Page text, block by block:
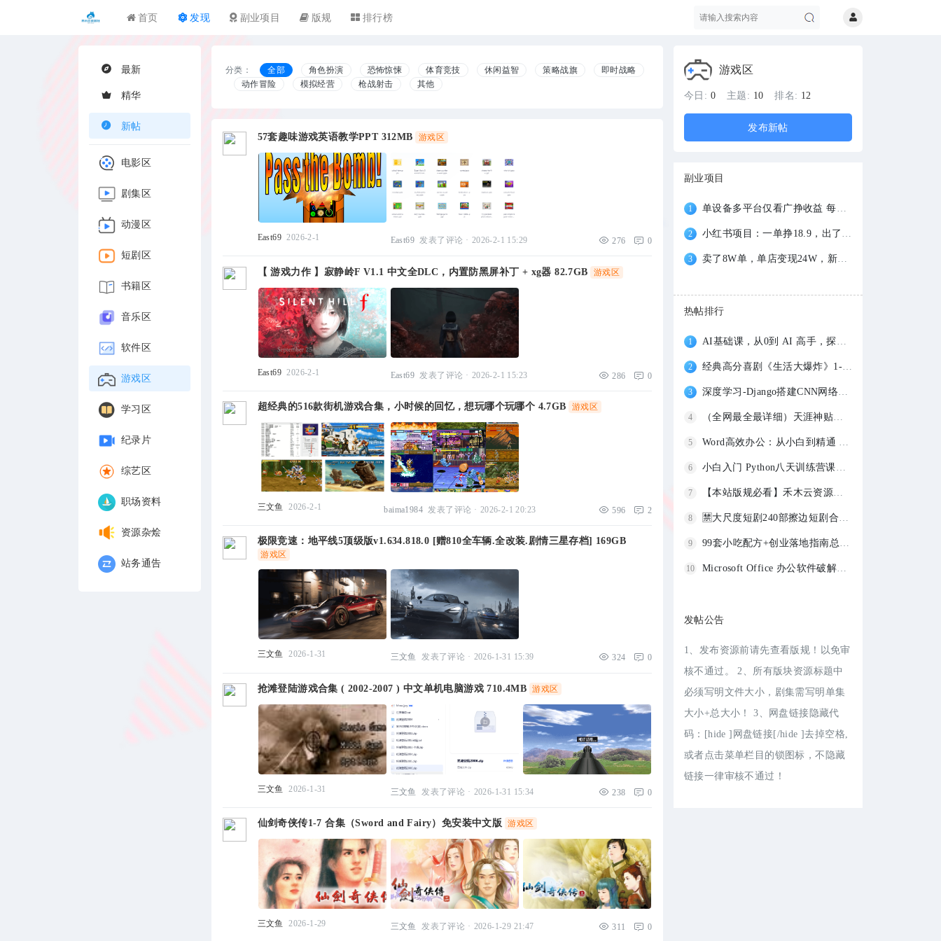
首页 发现 副业项目 版规 排行榜
搜
索
最新
精华
新帖
电影区
剧集区
动漫区
短剧区
书籍区
音乐区
软件区
游戏区
学习区
纪录片
综艺区
职场资料
资源杂烩
站务通告
分类： 全部 角色扮演 恐怖惊悚 体育竞技 休闲益智 策略战旗
即时战略
动作冒险
模拟经营 枪战射击 其他
57套趣味游戏英语教学PPT 312MB 游戏区
East69 2026-2-1 East69 发表了评论 · 2026-2-1 15:29 276 0
【 游戏力作 】寂静岭F V1.1 中文全DLC，内置防黑屏补丁 + xg器 82.7GB 游戏区
East69 2026-2-1 East69 发表了评论 · 2026-2-1 15:23 286 0
超经典的516款街机游戏合集，小时候的回忆，想玩哪个玩哪个 4.7GB 游戏区
三文鱼 2026-2-1 baima1984 发表了评论 · 2026-2-1 20:23 596 2
极限竞速：地平线5顶级版v1.634.818.0 [赠810全车辆.全改装.剧情三星存档] 169GB
游戏区
三文鱼 2026-1-31 三文鱼 发表了评论 · 2026-1-31 15:39 324 0
抢滩登陆游戏合集 ( 2002-2007 ) 中文单机电脑游戏 710.4MB 游戏区
三文鱼 2026-1-31 三文鱼 发表了评论 · 2026-1-31 15:34 238 0
仙剑奇侠传1-7 合集（Sword and Fairy）免安装中文版 游戏区
三文鱼 2026-1-29 三文鱼 发表了评论 · 2026-1-29 21:47 311 0
游戏区
今日: 0 主题: 10 排名: 12
发布新帖
副业项目
1 单设备多平台仅看广挣收益 每天可达100+ 多
2 小红书项目：一单挣18.9，出了1114单，AI项
3 卖了8W单，单店变现24W，新手也可以做的稳
热帖排行
1 AI基础课，从0到 AI 高手，探索 AI 的无限
2 经典高分喜剧《生活大爆炸》1-12季 1080P蓝
3 深度学习-Django搭建CNN网络实现图像识别-
4 （全网最全最详细）天涯神贴合集1000篇 |
5 Word高效办公：从小白到精通 【1.1GB】
6 小白入门 Python八天训练营课程 2.4GB
7 【本站版规必看】禾木云资源社发帖各版块版
8 🈲大尺度短剧240部擦边短剧合集 【228.9GB
9 99套小吃配方+创业落地指南总共80G（价值39
10 Microsoft Office 办公软件破解版安装包大
发帖公告
1、发布资源前请先查看版规！以免审
核不通过。 2、所有版块资源标题中
必须写明文件大小，剧集需写明单集
大小+总大小！ 3、网盘链接隐藏代
码：[hide ]网盘链接[/hide ]去掉空格,
或者点击菜单栏目的锁图标，不隐藏
链接一律审核不通过！